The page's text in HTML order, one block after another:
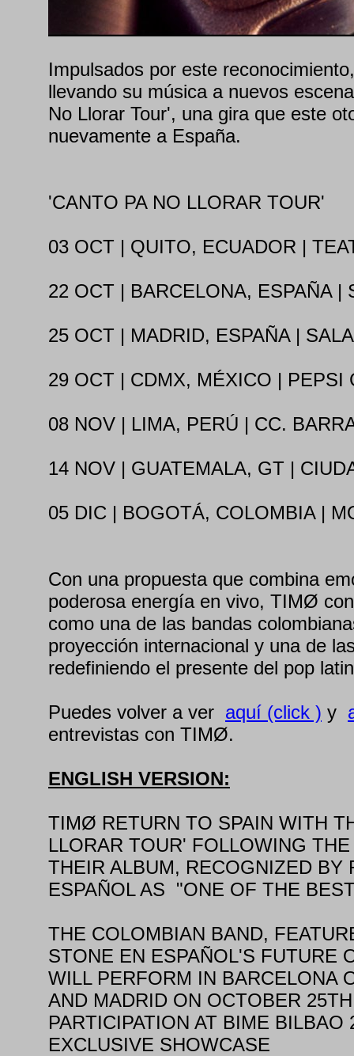
Impulsados por este
llevando su música a nuevos
No Llorar Tour', una gira que este
nuevamente a España.
'CANTO PA NO LLORAR TOUR'
03 OCT | QUITO, ECUADOR |
22 OCT | BARCELONA, ESPAÑA |
25 OCT | MADRID, ESPAÑA |
29 OCT | CDMX, MÉXICO | PEPSI
08 NOV | LIMA, PERÚ | CC.
14 NOV | GUATEMALA, GT |
05 DIC | BOGOTÁ, COLOMBIA |
Con una propuesta que combina
poderosa energía en vivo, TIMØ
como una de las bandas
proyección internacional y una de
redefiniendo el presente del pop
Puedes volver a ver aquí (click ) y
entrevistas con TIMØ.
ENGLISH VERSION:
TIMØ RETURN TO SPAIN WITH
LLORAR TOUR' FOLLOWING
THEIR ALBUM, RECOGNIZED BY
ESPAÑOL AS "ONE OF THE
THE COLOMBIAN BAND,
STONE EN ESPAÑOL'S FUTURE
WILL PERFORM IN BARCELONA
AND MADRID ON OCTOBER
PARTICIPATION AT BIME BILBAO
EXCLUSIVE SHOWCASE